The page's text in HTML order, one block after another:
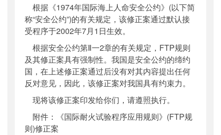
公文类型：部文件
根据《1974年国际海上人命安全公约》(以下简
称“安全公约”)的有关规定，该修正案通过默认接
受程序于2002年7月1日生效。
根据安全公约第Ⅱ一2章的有关规定，FTP规则
及其修正案具有强制性。我国是安全公约的缔约
国，在上述修正案通过后没有对其内容提出任何
反对意见，因此，该修正案对我国具有约束力。
现将该修正案印发给你们，请遵照执行。
附件：《国际耐火试验程序应用规则》(FTP规
则)修正案